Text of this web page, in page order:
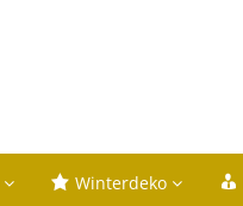
Winterdeko